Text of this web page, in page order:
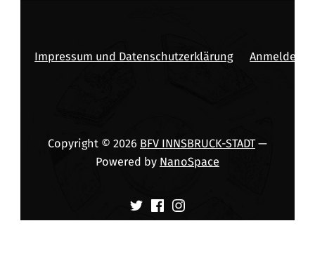
Impressum und Datenschutzerklärung Anmelden
Copyright © 2026 BFV INNSBRUCK-STADT—
Powered by NanoSpace